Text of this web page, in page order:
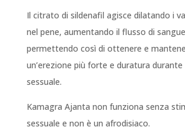
Il citrato di sildenafil agisce dilatando i
nel pene, aumentando il flusso di
permettendo così di ottenere e
un’erezione più forte e duratura durante
sessuale.
Kamagra Ajanta non funziona senza
sessuale e non è un afrodisiaco.